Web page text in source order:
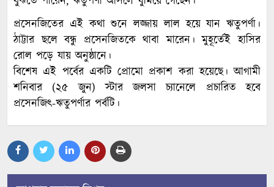
প্রসেনজিতের এই কথা শুনে লজ্জায় লাল হয়ে যান ঋতুপর্ণা।
ঠাট্টার ছলে বন্ধু প্রসেনজিতকে থাবা মারেন। মুহূর্তেই হাসির
রোল পড়ে যায় অনুষ্ঠানে।
বিশেষ এই পর্বের একটি প্রোমো প্রকাশ করা হয়েছে। আগামী
শনিবার (২৫ জুন) স্টার জলসা চ্যানেলে প্রচারিত হবে
প্রসেনজিৎ-ঋতুপর্ণার পর্বটি।